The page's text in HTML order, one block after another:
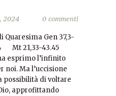
, 2024 0 commenti
Gen 37,3-
Mt 21,33-43.45
esprimo l’infinito
noi. Ma l’uccisione
possibilità di voltare
approfittando